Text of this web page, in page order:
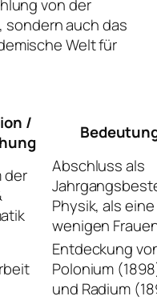
von der
sondern auch das
Welt für
/
der
Abschluss als
Physik, als
wenigen
Entdeckung
Polonium
und Radium